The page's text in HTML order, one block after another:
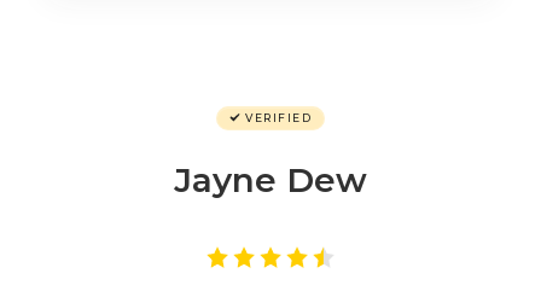
VERIFIED
Jayne Dew